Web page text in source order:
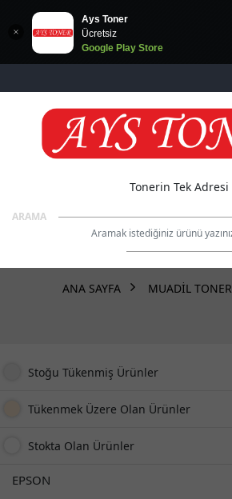
Ays Toner
Ücretsiz
Google Play Store
Tonerin Tek Adresi
ARAMA
MARKALAR
DRUM TONER
STOK DURUMU
ANA SAYFA MUADİL TONER
Stoğu Tükenmiş Ürünler
Tükenmek Üzere Olan Ürünler
Stokta Olan Ürünler
EPSON